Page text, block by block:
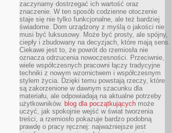
zaczynamy dostrzegać ich wartość oraz
znaczenie. W ten sposób codzienne otoczenie
staje się nie tylko funkcjonalne, ale też bardziej
świadome. Dom urządzony z myślą o jakości nie
musi być luksusowy. Może być prosty, ale spójny,
ciepły i zbudowany na decyzjach, które mają sens.
Ciekawe jest to, że powrót do rzemiosła nie
oznacza odrzucenia nowoczesności. Przeciwnie,
wiele współczesnych pracowni łączy tradycyjne
techniki z nowym wzornictwem i współczesnym
stylem życia. Dzięki temu powstają rzeczy, które
są zakorzenione w dawnym szacunku dla
materiału, ale odpowiadają na aktualne potrzeby
użytkowników. blog dla początkujących może
uczyć, jak spokojnie wejść w świat tworzenia
treści, a rzemiosło pokazuje bardzo podobną
prawdę o pracy ręcznej: najważniejsze jest